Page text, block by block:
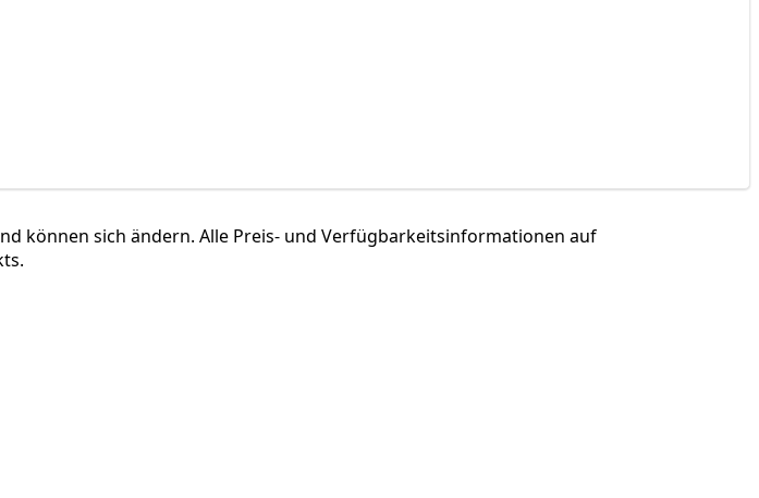
kön­nen sich ändern. Alle Preis- und Ver­füg­bar­keits­in­for­ma­tio­nen auf